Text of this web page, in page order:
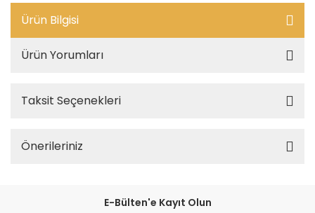
Ürün Bilgisi
Ürün Yorumları
Taksit Seçenekleri
Önerileriniz
E-Bülten'e Kayıt Olun